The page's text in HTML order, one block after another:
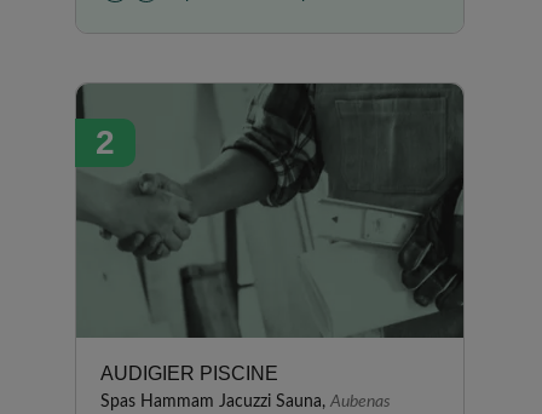
jamais démenti, du projet à ce
jour. J'ai également apprécie la
réactivité pour les interventions
après la mise en service de la
piscine. En plus d'être
sympathiques, l'assistante
commerciale et les techniciens
des "Piscines du Vivarais" sont
très professionnels et maitrisent
bien leur domaine. Satisfaction
totale, je recommande "Les
Piscines du Vivarais" à mes
2
AUDIGIER PISCINE
Spas Hammam Jacuzzi Sauna, Aubenas